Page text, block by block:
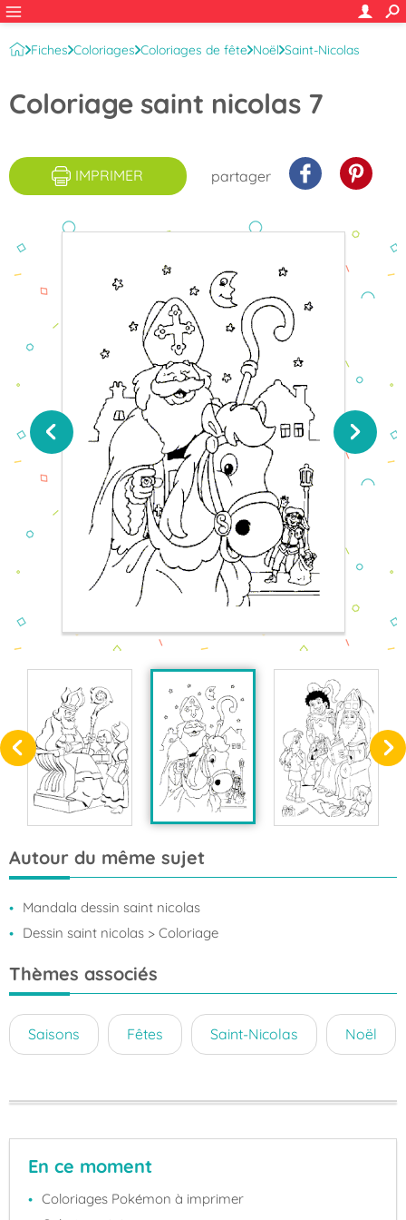
Fiches Coloriages Coloriages de fête Noël Saint-Nicolas
Coloriage saint nicolas 7
IMPRIMER partager
Autour du même sujet
Mandala dessin saint nicolas
Dessin saint nicolas > Coloriage
Thèmes associés
Saisons Fêtes Saint-Nicolas Noël
En ce moment
Coloriages Pokémon à imprimer